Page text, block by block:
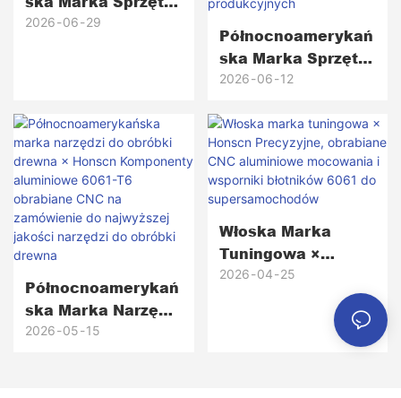
Komunikacyjnego
2026 06 29
Północnoamerykań
Ska Marka Sprzętu
Golfowego ×
Frezowane CNC
Mosiężne Główki
Putterów Od
Prototypu Do
Produkcyjnych
2026 06 12
Północnoamerykań
Ska Marka Narzędzi
Do Obróbki Drewna
2026 05 15
Włoska Marka
Tuningowa ×
Honscn Precyzyjne,
2026 04 25